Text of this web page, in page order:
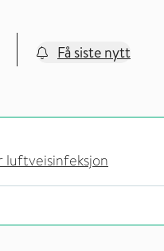
Få siste nytt
luftveisinfeksjon